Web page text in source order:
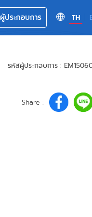
TH
ผู้ประกอบการ
รหัสผู้ประกอบการ :
Share :